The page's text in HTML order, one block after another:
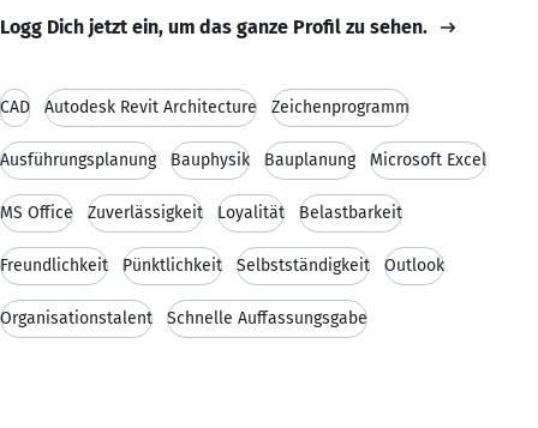
Logg Dich jetzt ein, um das ganze Profil zu sehen.
CAD Autodesk Revit Architecture Zeichenprogramm
Ausführungsplanung Bauphysik Bauplanung Microsoft Excel
MS Office Zuverlässigkeit Loyalität Belastbarkeit
Freundlichkeit Pünktlichkeit Selbstständigkeit Outlook
Organisationstalent Schnelle Auffassungsgabe